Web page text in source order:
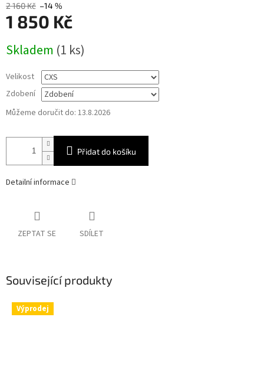
2 160 Kč –14 %
1 850 Kč
cena:
Skladem (1 ks)
Velikost
Zdobení
Můžeme doručit do: 13.8.2026
Přidat do košíku
Detailní informace
ZEPTAT SE SDÍLET
Související produkty
Výprodej